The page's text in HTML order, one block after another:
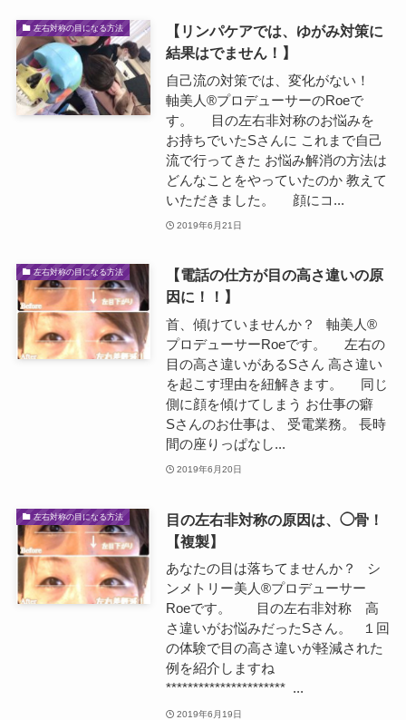
左右対称の目になる方法
【リンパケアでは、ゆがみ対策に
結果はでません！】
自己流の対策では、変化がない！
軸美人®プロデューサーのRoeで
す。 目の左右非対称のお悩みを
お持ちでいたSさんに これまで自己
流で行ってきた お悩み解消の方法は
どんなことをやっていたのか 教えて
いただきました。 顔にコ...
2019年6月21日
左右対称の目になる方法
【電話の仕方が目の高さ違いの原
因に！！】
首、傾けていませんか？ 軸美人®
プロデューサーRoeです。 左右の
目の高さ違いがあるSさん 高さ違い
を起こす理由を紐解きます。 同じ
側に顔を傾けてしまう お仕事の癖
Sさんのお仕事は、 受電業務。 長時
間の座りっぱなし...
2019年6月20日
左右対称の目になる方法
目の左右非対称の原因は、◯骨！
【複製】
あなたの目は落ちてませんか？ シ
ンメトリー美人®プロデューサー
Roeです。 目の左右非対称 高
さ違いがお悩みだったSさん。 １回
の体験で目の高さ違いが軽減された
例を紹介しますね
********************** ...
2019年6月19日